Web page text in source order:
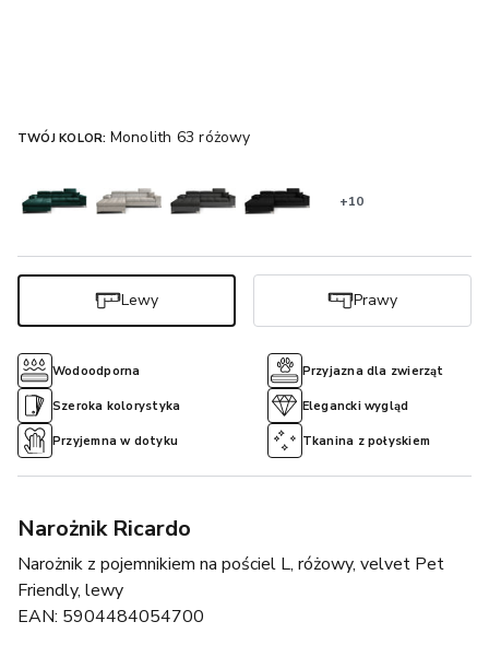
Narożnik Ricardo
Narożnik z pojemnikiem na pościel L, różowy, velvet Pet
Friendly, lewy
EAN: 5904484054700
TWÓJ KOLOR: Monolith 63 różowy
Wodoodporna Przyjazna dla zwierząt
Szeroka kolorystyka Elegancki wygląd
Przyjemna w dotyku Tkanina z połyskiem
+10
Lewy Prawy